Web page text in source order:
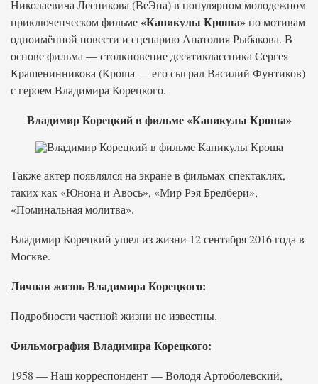
Николаевича Лесникова (ВеЭна) в популярном молодежном
приключенческом фильме«Каникулы Кроша»по мотивам
одноимённой повести и сценарию Анатолия Рыбакова. В
основе фильма — столкновение десятиклассника Сергея
Крашенинникова (Кроша — его сыграл Василий Фунтиков)
с героем Владимира Корецкого.
Владимир Корецкий в фильме «Каникулы Кроша»
Также актер появлялся на экране в фильмах-спектаклях,
таких как «Юнона и Авось», «Мир Рэя Бредбери»,
«Поминальная молитва».
Владимир Корецкий ушел из жизни 12 сентября 2016 года в
Москве.
Личная жизнь Владимира Корецкого:
Подробности частной жизни не известны.
Фильмография Владимира Корецкого:
1958 — Наш корреспондент — Володя Артоболевский,